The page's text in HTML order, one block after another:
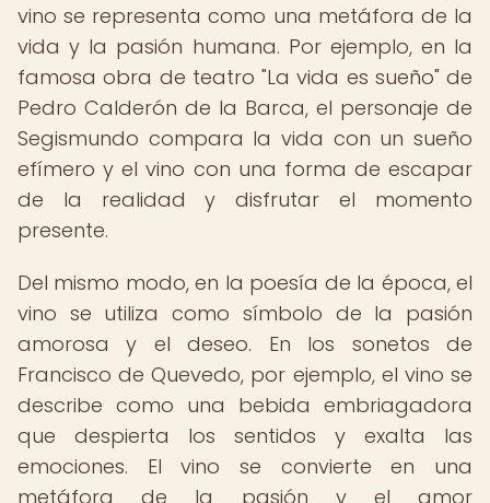
vino se representa como una metáfora de la
vida y la pasión humana. Por ejemplo, en la
famosa obra de teatro "La vida es sueño" de
Pedro Calderón de la Barca, el personaje de
Segismundo compara la vida con un sueño
efímero y el vino con una forma de escapar
de la realidad y disfrutar el momento
presente.
Del mismo modo, en la poesía de la época, el
vino se utiliza como símbolo de la pasión
amorosa y el deseo. En los sonetos de
Francisco de Quevedo, por ejemplo, el vino se
describe como una bebida embriagadora
que despierta los sentidos y exalta las
emociones. El vino se convierte en una
metáfora de la pasión y el amor